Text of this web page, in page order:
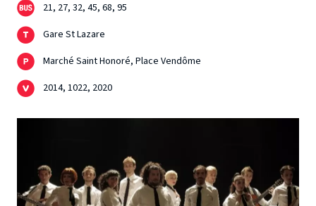
21, 27, 32, 45, 68, 95
Gare St Lazare
Marché Saint Honoré, Place Vendôme
2014, 1022, 2020